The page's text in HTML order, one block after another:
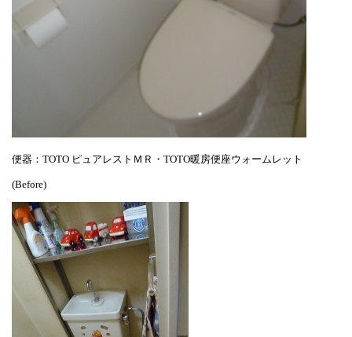
便器：TOTO ピュアレストＭＲ・TOTO暖房便座ウォームレット
(Before)